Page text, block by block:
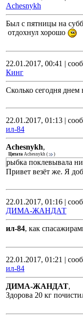
Achesnykh
Был с пятницы на
отдохнул хорошо
22.01.2017, 00:41 |
Кинг
Сколько сегодня днем
22.01.2017, 01:13 |
ил-84
Achesnykh,
Цитата Achesnykh ( )
рыбка поклевывала
Привет везёт же. Я
22.01.2017, 01:16 |
ДИМА-ЖАНДАТ
ил-84, как
22.01.2017, 01:21 |
ил-84
ДИМА-ЖАНДАТ,
Здорова 20 кг